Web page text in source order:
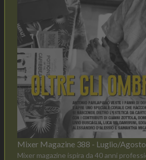
Mixer Magazine 388 - Luglio/
Mixer magazine ispira da 40 anni